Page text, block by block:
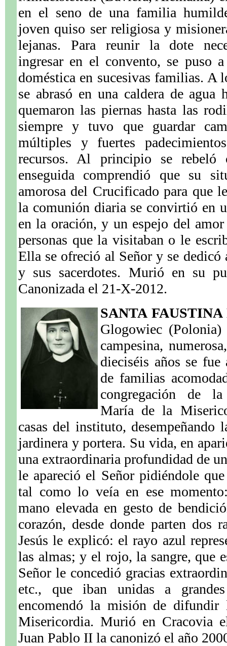
en el seno de una familia
joven quiso ser religiosa y
lejanas. Para reunir la dote
ingresar en el convento, se puso
doméstica en sucesivas familias. A
se abrasó en una caldera de
quemaron las piernas hasta las
siempre y tuvo que guardar
múltiples y fuertes
recursos. Al principio se rebeló
enseguida comprendió que su
amorosa del Crucificado para que
la comunión diaria se convirtió en
en la oración, y un espejo del
personas que la visitaban o le
Ella se ofreció al Señor y se
y sus sacerdotes. Murió en su
Canonizada el 21-X-2012.
SANTA
Glogowiec
campesina,
dieciséis años se
de familias
congregación de la
María de la
casas del instituto, desempeñando
jardinera y portera. Su vida, en
una extraordinaria profundidad de
le apareció el Señor pidiéndole
tal como lo veía en ese
mano elevada en gesto de
corazón, desde donde parten dos
Jesús le explicó: el rayo azul
las almas; y el rojo, la sangre, que
Señor le concedió gracias
etc., que iban unidas a
encomendó la misión de
Misericordia. Murió en Cracovia
Juan Pablo II la canonizó el año